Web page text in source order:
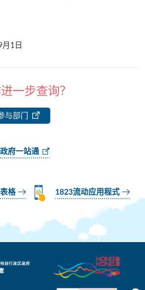
1日
一步查询？
与部门
府一站通
格 1823流动应用程式